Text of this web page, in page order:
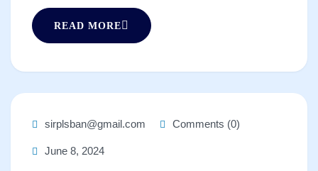
READ MORE
sirplsban@gmail.com Comments (0)
June 8, 2024